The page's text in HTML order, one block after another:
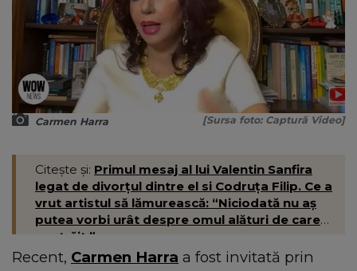
Carmen Harra [Sursa foto: Captură Video]
Citește și: Primul mesaj al lui Valentin Sanfira
legat de divorțul dintre el si Codruța Filip. Ce a
vrut artistul să lămurească: “Niciodată nu aș
putea vorbi urât despre omul alături de care
am trăit.”
Recent, Carmen Harra a fost invitată prin